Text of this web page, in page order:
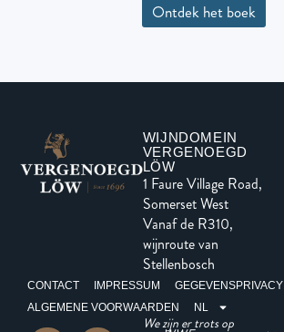
Ontdek het boek
WIJNDOMEIN
VERGENOEGD
LÖW
1 Faure Village Road,
Somerset West
Vanaf de R310,
wijnroute van
Stellenbosch
CONTACT IMPRESSUM
GEGEVENSPRIVACY
ALGEMENE VOORWAARDEN
NL
We zijn er trots op